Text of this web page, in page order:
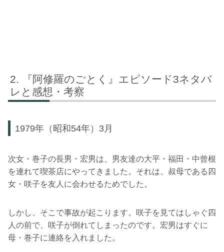
『阿修羅のごとく』エピソード3ネタバ
レと感想・考察
1979年（昭和54年）3月
次女・巻子の長男・宏男は、男友達の大平・福田・中曾根
を連れて喫茶店にやってきました。それは、叔母である四
女・咲子を友人に会わせるためでした。
しかし、そこで事故が起こります。咲子を見てはしゃぐ四
人の前で、咲子が倒れてしまったのです。宏男はすぐに
母・巻子に連絡を入れました。